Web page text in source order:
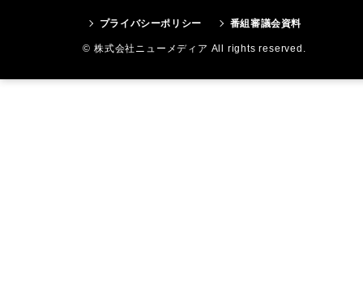
プライバシーポリシー 番組審議会資料
© 株式会社ニューメディア All rights reserved.